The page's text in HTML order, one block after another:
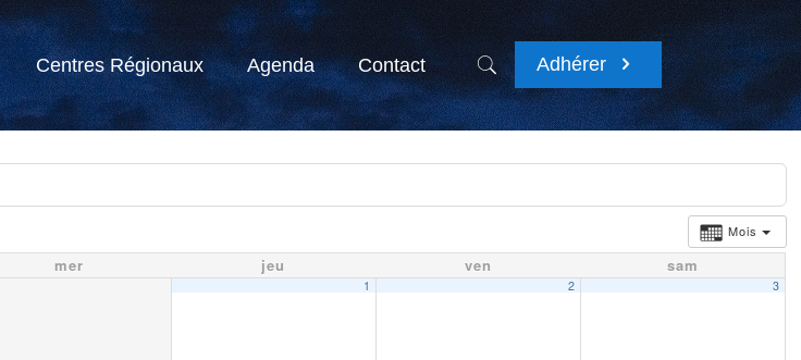
Centres Régionaux Agenda Contact Adhérer
Mois
mer jeu ven sam
1 2 3